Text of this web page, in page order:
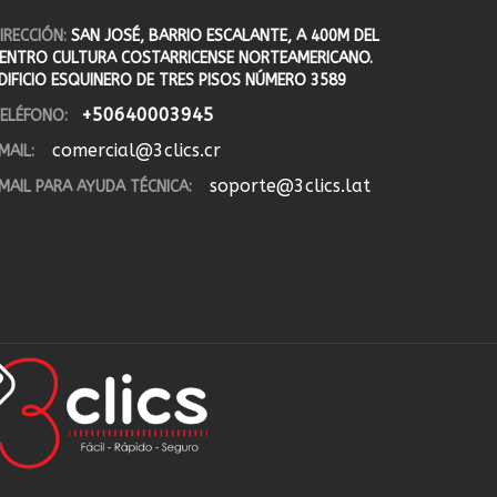
SAN JOSÉ, BARRIO ESCALANTE, A 400M DEL
CULTURA COSTARRICENSE NORTEAMERICANO.
ESQUINERO DE TRES PISOS NÚMERO 3589
+50640003945
comercial@3clics.cr
PARA AYUDA TÉCNICA: soporte@3clics.lat